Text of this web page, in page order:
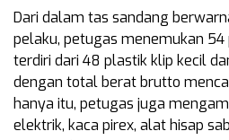
Dari dalam tas sandang
pelaku, petugas menemukan
terdiri dari 48 plastik klip kecil
dengan total berat brutto
hanya itu, petugas juga
elektrik, kaca pirex, alat hisap